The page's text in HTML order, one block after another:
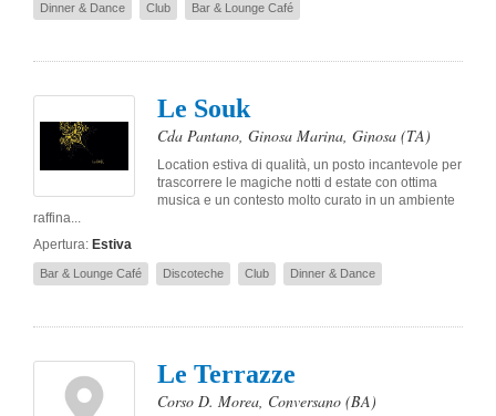
Dinner & Dance Club Bar & Lounge Café
Le Souk
Cda Pantano, Ginosa Marina, Ginosa (TA)
Location estiva di qualità, un posto incantevole per
trascorrere le magiche notti d estate con ottima
musica e un contesto molto curato in un ambiente
raffina...
Apertura: Estiva
Bar & Lounge Café Discoteche Club Dinner & Dance
Le Terrazze
Corso D. Morea, Conversano (BA)